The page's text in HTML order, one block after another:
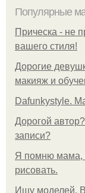
Популярные
Прическа - не
вашего стиля!
Дорогие
макияж и
Dafunkystyle.
Дорогой
записи?
Я помню мама,
рисовать.
Ищу моделей. В